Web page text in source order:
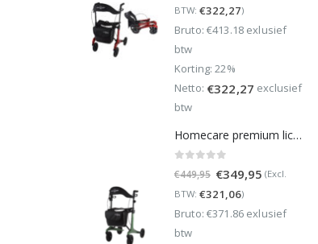
prijs
was:
is:
BTW: €322,27)
Bruto: €413.18 exlusief
btw
Korting: 22%
Netto: €322,27 exclusief
btw
Homecare premium lichtgewicht 5,4 kg - carbon rollator - 150 kg draaggewicht - Opvouwbaar - Groen - incl stokhouder
€449,95 Oorspronkelijke
prijs
was:
€349,95 Huidige
is:
(Excl.
BTW: €321,06)
Bruto: €371.86 exlusief
btw